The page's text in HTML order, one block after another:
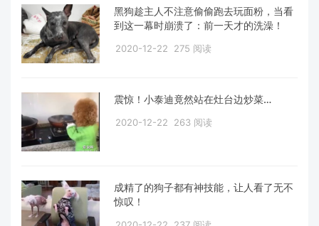
黑狗趁主人不注意偷偷跑去玩面粉，当看
到这一幕时崩溃了：前一天才的洗澡！
2020-12-22 275 阅读
震惊！小泰迪竟然站在灶台边炒菜…
2020-12-22 263 阅读
成精了的狗子都有神技能，让人看了无不
惊叹！